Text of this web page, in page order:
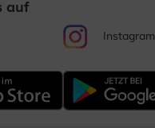
auf
Instagram